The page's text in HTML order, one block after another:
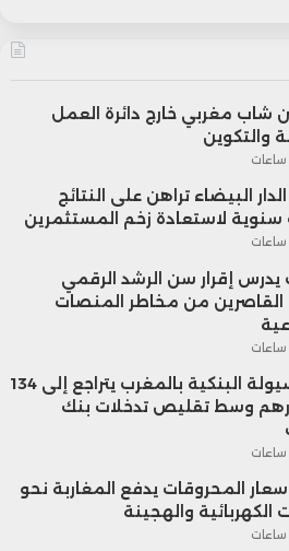
شاب مغربي خارج دائرة العمل
والتكوين
البيضاء تراهن على النتائج
سنوية لاستعادة زخم المستثمرين
يدرس إقرار سن الرشد الرقمي
القاصرين من مخاطر المنصات
عجز السيولة البنكية بالمغرب يتراجع إلى 134
وسط تقليص تدخلات بنك
أسعار المحروقات يدفع المغاربة نحو
الكهربائية والهجينة